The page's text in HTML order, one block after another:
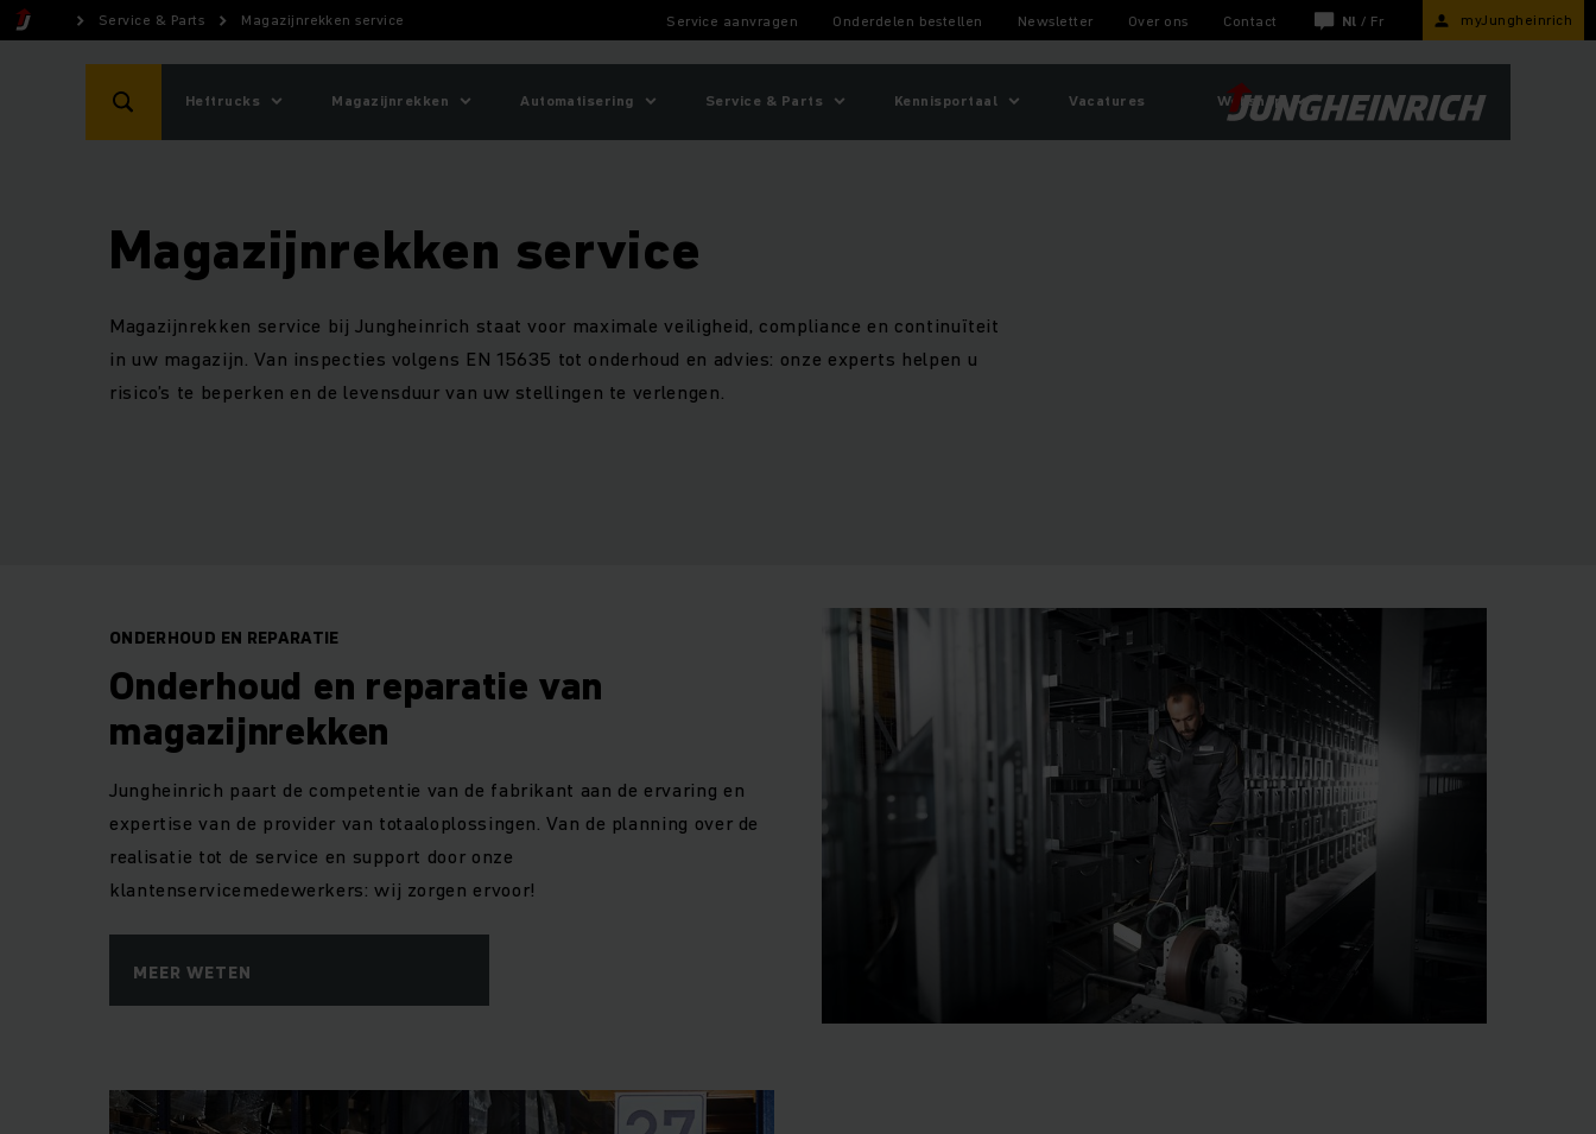
Service & Parts Magazijnrekken service Service aanvragen Onderdelen bestellen Newsletter Over ons Contact Nl / Fr myJungheinrich
Heftrucks Magazijnrekken Automatisering Service & Parts Kennisportaal Vacatures Webshop
Magazijnrekken service
Magazijnrekken service bij Jungheinrich staat voor maximale veiligheid, compliance en continuïteit
in uw magazijn. Van inspecties volgens EN 15635 tot onderhoud en advies: onze experts helpen u
risico’s te beperken en de levensduur van uw stellingen te verlengen.
ONDERHOUD EN REPARATIE
Onderhoud en reparatie van
magazijnrekken
Jungheinrich paart de competentie van de fabrikant aan de ervaring en
expertise van de provider van totaaloplossingen. Van de planning over de
realisatie tot de service en support door onze
klantenservicemedewerkers: wij zorgen ervoor!
MEER WETEN